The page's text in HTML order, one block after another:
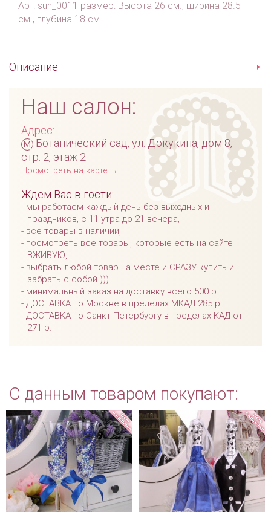
Арт: sun_0011 размер: Высота 26 см., ширина 28.5
см., глубина 18 см.
Описание
Наш салон:
Адрес:
м Ботанический сад, ул. Докукина, дом 8,
стр. 2, этаж 2
Посмотреть на карте →
Ждем Вас в гости:
мы работаем каждый день без выходных и
праздников, с 11 утра до 21 вечера,
все товары в наличии,
посмотреть все товары, которые есть на сайте
ВЖИВУЮ,
выбрать любой товар на месте и СРАЗУ купить и
забрать с собой )))
минимальный заказ на доставку всего 500 р.
ДОСТАВКА по Москве в пределах МКАД 285 р.
ДОСТАВКА по Санкт-Петербургу в пределах КАД от
271 р.
С данным товаром покупают: